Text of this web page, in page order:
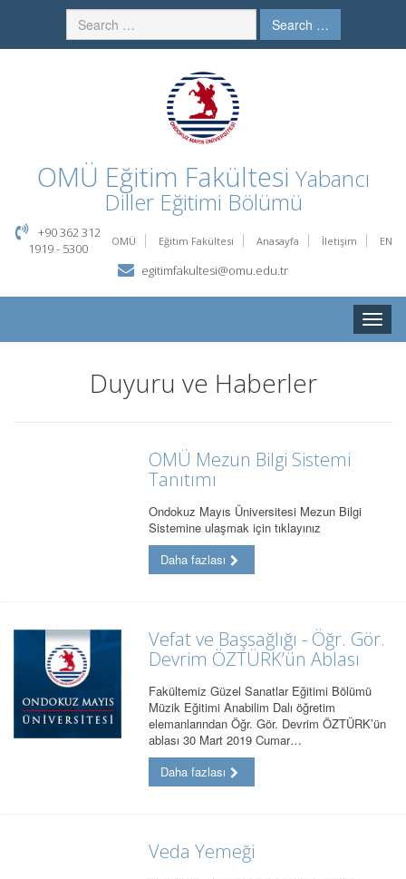
Search …
OMÜ Eğitim Fakültesi Yabancı
Diller Eğitimi Bölümü
OMÜ Eğitim Fakültesi Anasayfa İletişim EN
+90 362 312
1919 - 5300
egitimfakultesi@omu.edu.tr
Toggle
Duyuru ve Haberler
OMÜ Mezun Bilgi Sistemi
Tanıtımı
Ondokuz Mayıs Üniversitesi Mezun Bilgi
Sistemine ulaşmak için tıklayınız
Daha fazlası
Vefat ve Başsağlığı - Öğr. Gör.
Devrim ÖZTÜRK’ün Ablası
Fakültemiz Güzel Sanatlar Eğitimi Bölümü
Müzik Eğitimi Anabilim Dalı öğretim
elemanlarından Öğr. Gör. Devrim ÖZTÜRK’ün
ablası 30 Mart 2019 Cumar…
Daha fazlası
Veda Yemeği